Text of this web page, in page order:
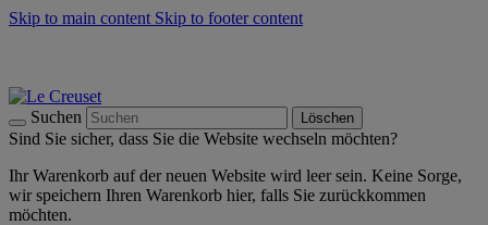
Skip to main content Skip to footer content
Suchen Löschen
Sind Sie sicher, dass Sie die Website wechseln möchten?
Ihr Warenkorb auf der neuen Website wird leer sein. Keine Sorge,
wir speichern Ihren Warenkorb hier, falls Sie zurückkommen
möchten.